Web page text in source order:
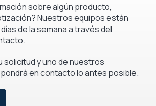
sobre algún producto,
Nuestros equipos están
de la semana a través del
solicitud y uno de nuestros
en contacto lo antes posible.